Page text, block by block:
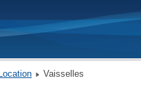
Location Vaisselles